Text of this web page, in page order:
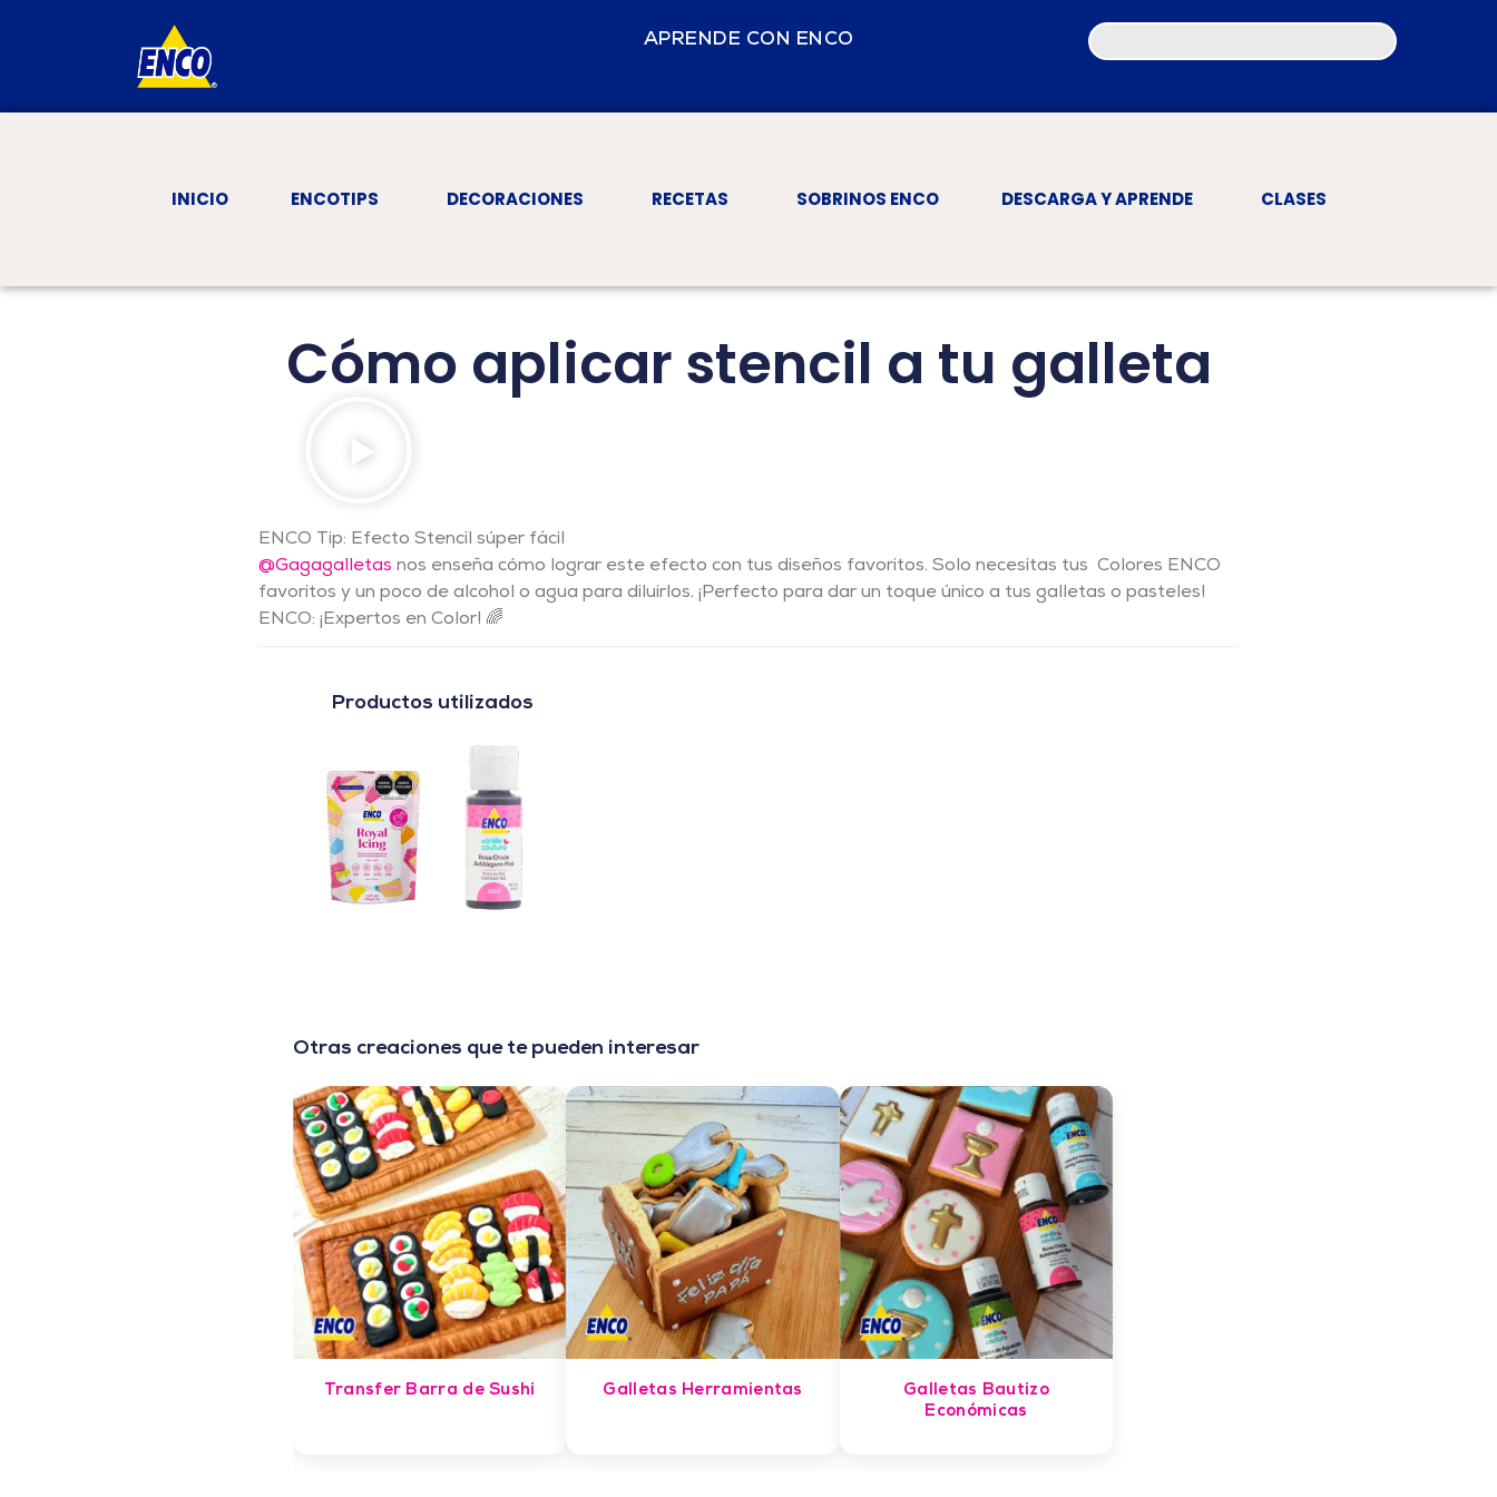
APRENDE CON ENCO
INICIO ENCOTIPS DECORACIONES RECETAS SOBRINOS ENCO DESCARGA Y APRENDE CLASES
Cómo aplicar stencil a tu galleta
ENCO Tip: Efecto Stencil súper fácil
@Gagagalletas nos enseña cómo lograr este efecto con tus diseños favoritos. Solo necesitas tus Colores ENCO
favoritos y un poco de alcohol o agua para diluirlos. ¡Perfecto para dar un toque único a tus galletas o pasteles!
ENCO: ¡Expertos en Color! 🌈
Productos utilizados
Otras creaciones que te pueden interesar
Transfer Barra de Sushi Galletas Herramientas
Galletas Bautizo
Económicas